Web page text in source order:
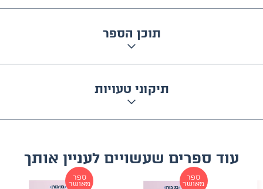
תוכן הספר
תיקוני טעויות
עוד ספרים שעשויים לעניין אותך
ספר
מאושר
ספר
מאושר